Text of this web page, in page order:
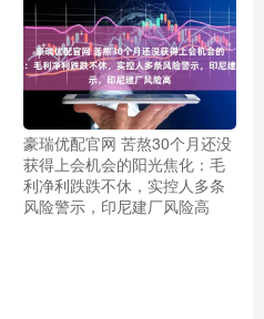
豪瑞优配官网 苦熬30个月还没
获得上会机会的阳光焦化：毛
利净利跌跌不休，实控人多条
风险警示，印尼建厂风险高